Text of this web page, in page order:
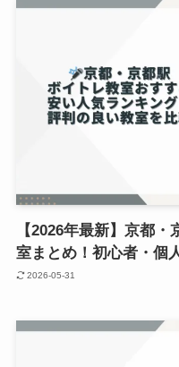
【2026年最新】京都
室まとめ！初心者・個
2026-05-31